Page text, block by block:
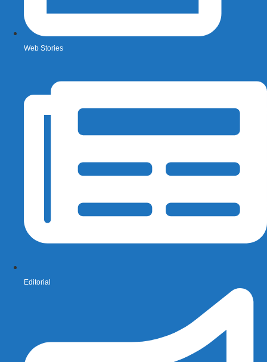
Web Stories
Editorial